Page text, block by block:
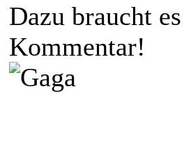
Dazu braucht
Kommentar!